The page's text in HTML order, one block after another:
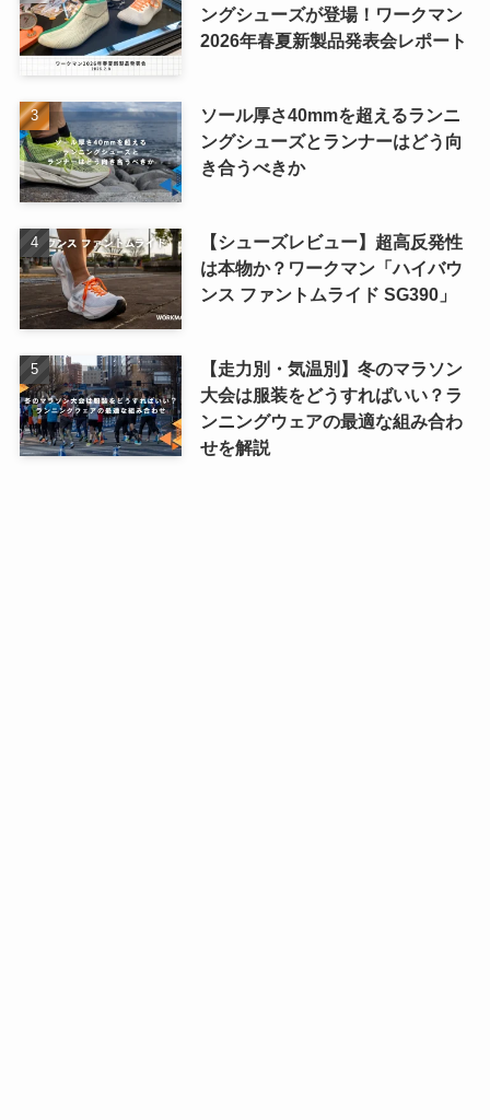
ングシューズが登場！ワークマン
2026年春夏新製品発表会レポート
ソール厚さ40mmを超えるランニ
ングシューズとランナーはどう向
き合うべきか
【シューズレビュー】超高反発性
は本物か？ワークマン「ハイバウ
ンス ファントムライド SG390」
【走力別・気温別】冬のマラソン
大会は服装をどうすればいい？ラ
ンニングウェアの最適な組み合わ
せを解説